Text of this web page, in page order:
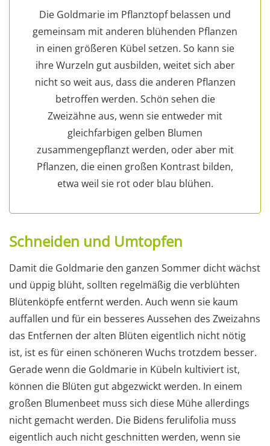
Die Goldmarie im Pflanztopf belassen und
gemeinsam mit anderen blühenden Pflanzen
in einen größeren Kübel setzen. So kann sie
ihre Wurzeln gut ausbilden, weitet sich aber
nicht so weit aus, dass die anderen Pflanzen
betroffen werden. Schön sehen die
Zweizähne aus, wenn sie entweder mit
gleichfarbigen gelben Blumen
zusammengepflanzt werden, oder aber mit
Pflanzen, die einen großen Kontrast bilden,
etwa weil sie rot oder blau blühen.
Schneiden und Umtopfen
Damit die Goldmarie den ganzen Sommer dicht wächst
und üppig blüht, sollten regelmäßig die verblühten
Blütenköpfe entfernt werden. Auch wenn sie kaum
auffallen und für ein besseres Aussehen des Zweizahns
das Entfernen der alten Blüten eigentlich nicht nötig
ist, ist es für einen schöneren Wuchs trotzdem besser.
Gerade wenn die Goldmarie in Kübeln kultiviert ist,
können die Blüten gut abgezwickt werden. In einem
großen Blumenbeet muss sich diese Mühe allerdings
nicht gemacht werden. Die Bidens ferulifolia muss
eigentlich auch nicht geschnitten werden, wenn sie